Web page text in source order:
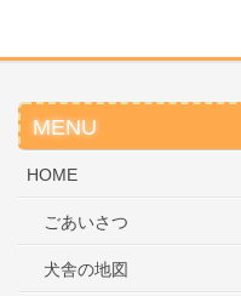
MENU
HOME
ごあいさつ
犬舎の地図